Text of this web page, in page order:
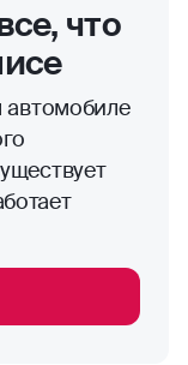
что
автомобиле